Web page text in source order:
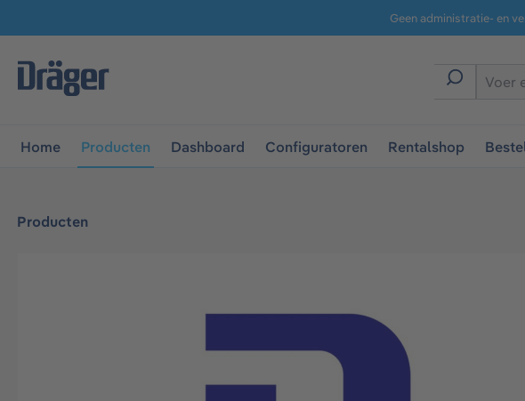
Ga naar navigatie B2B-platformGeen administratie- en
Home Producten Dashboard Configuratoren Rentalshop
Producten